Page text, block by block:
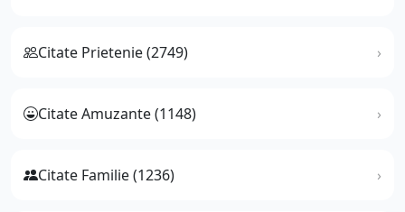
Citate Prietenie (2749)
Citate Amuzante (1148)
Citate Familie (1236)